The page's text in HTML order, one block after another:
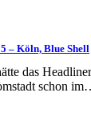
– Köln, Blue Shell
das
schon